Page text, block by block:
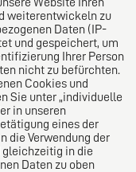
Website Ihren
weiterentwickeln zu
Daten (IP-
und gespeichert, um
Ihrer Person
nicht zu befürchten.
Cookies und
Sie unter „individuelle
in unseren
eines der
die Verwendung der
in die
Daten zu oben